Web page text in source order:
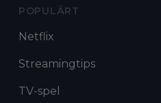
POPULÄRT
Netflix
Streamingtips
TV-spel